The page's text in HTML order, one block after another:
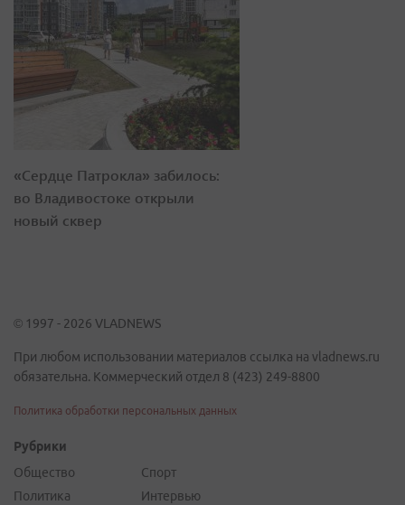
«Сердце Патрокла» забилось:
во Владивостоке открыли
новый сквер
© 1997 - 2026 VLADNEWS
При любом использовании материалов ссылка на vladnews.ru
обязательна. Коммерческий отдел 8 (423) 249-8800
Политика обработки персональных данных
Рубрики
Общество
Политика
Спорт
Интервью